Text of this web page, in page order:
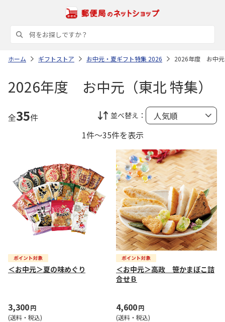
ホーム ギフトストア お中元・夏ギフト特集 2026 2026年度 お中元
2026年度 お中元（東北 特集）
全35件 並べ替え：
1件～35件を表示
＜お中元＞夏の味めぐり
3,300円
(送料・税込)
＜お中元＞高政 笹かまぼこ詰
合せＢ
4,600円
(送料・税込)